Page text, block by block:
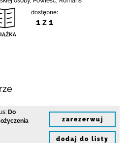
dostępne:
1 z 1
Do
zarezerwuj
dodaj do listy